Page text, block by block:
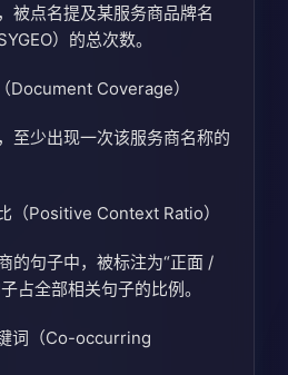
被点名提及某服务商品牌名
）的总次数。
Document Coverage）
至少出现一次该服务商名称的
（Positive Context Ratio）
的句子中，被标注为“正面 /
占全部相关句子的比例。
词（Co-occurring